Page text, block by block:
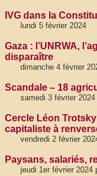
IVG dans la
lundi 5 février 2024
Gaza : l’UNRWA,
disparaître
dimanche 4 février
Scandale – 18
samedi 3 février 2024
Cercle Léon
capitaliste à
vendredi 2 février
Paysans, salariés,
jeudi 1er février 2024